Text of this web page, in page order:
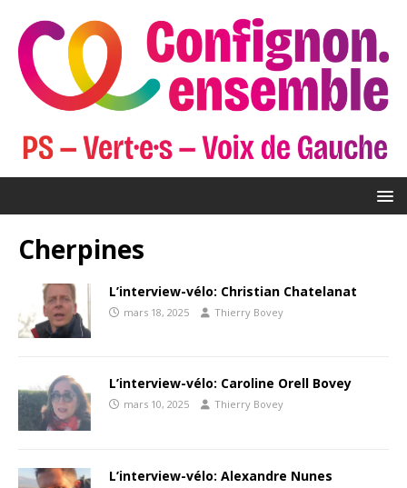
Cherpines
L’interview-vélo: Christian Chatelanat
mars 18, 2025 Thierry Bovey
L’interview-vélo: Caroline Orell Bovey
mars 10, 2025 Thierry Bovey
L’interview-vélo: Alexandre Nunes